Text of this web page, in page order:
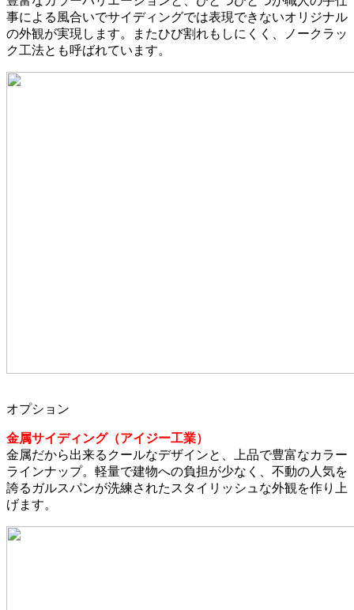
事による風合いでサイディングでは表現できないオリジナル
の外観が実現します。またひび割れもしにくく、ノークラッ
ク工法とも呼ばれています。
オプション
金属サイディング（アイジー工業）
金属だから出来るクールなデザインと、上品で豊富なカラー
ラインナップ。軽量で建物への負担が少なく、不動の人気を
誇るガルスパンが洗練されたスタイリッシュな外観を作り上
げます。